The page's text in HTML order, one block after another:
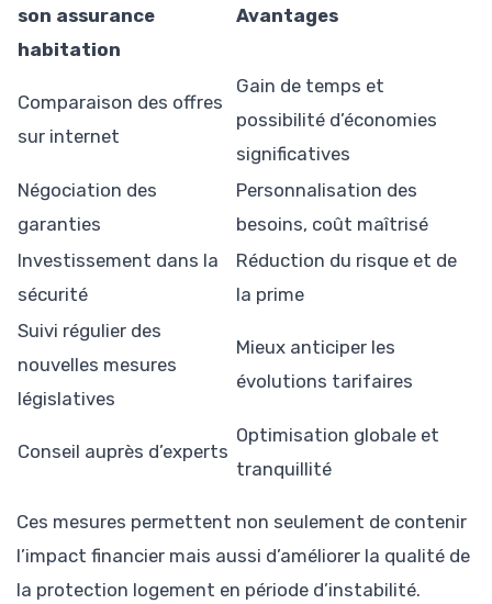
son assurance
habitation
Avantages
Comparaison des offres
sur internet
Gain de temps et
possibilité d’économies
significatives
Négociation des
garanties
Personnalisation des
besoins, coût maîtrisé
Investissement dans la
sécurité
Réduction du risque et de
la prime
Suivi régulier des
nouvelles mesures
législatives
Mieux anticiper les
évolutions tarifaires
Conseil auprès d’experts
Optimisation globale et
tranquillité
Ces mesures permettent non seulement de contenir
l’impact financier mais aussi d’améliorer la qualité de
la protection logement en période d’instabilité.